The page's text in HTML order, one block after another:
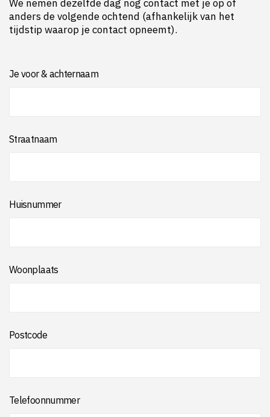
We nemen dezelfde dag nog contact met je op of
anders de volgende ochtend (afhankelijk van het
tijdstip waarop je contact opneemt).
Je voor & achternaam
Straatnaam
Huisnummer
Woonplaats
Postcode
Telefoonnummer